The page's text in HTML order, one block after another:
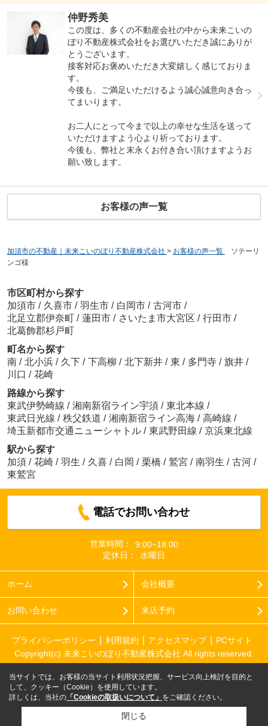
仲野秀美
この度は、多くの不動産会社の中から未来こいの
ぼり不動産株式会社をお選びいただき誠にありが
とうございます。
接客対応お褒めいただき大変嬉しく感じておりま
す。
今後も、ご満足いただけるよう誠心誠意向き合っ
てまいります。
お二人にとって今まで以上の幸せな生活を送って
いただけますよう心より祈っております。
今後も、弊社と末永くお付き合い頂けますようお
願い致します。
お客様の声一覧
加須市の不動産｜未来こいのぼり不動産株式会社 > お客様の声一覧
ソテーリ
ンゴ様
市区町村から探す
加須市 / 久喜市 / 羽生市 / 白岡市 / 古河市 /
北足立郡伊奈町 / 蓮田市 / さいたま市大宮区 / 行田市 /
北葛飾郡杉戸町
町名から探す
南 / 北小浜 / 久下 / 下高柳 / 北下新井 / 東 / 多門寺 / 旗井 /
川口 / 花崎
路線から探す
東武伊勢崎線 / 湘南新宿ライン宇須 / 東北本線 /
東武日光線 / 秩父鉄道 / 湘南新宿ライン高海 / 高崎線 /
埼玉新都市交通ニューシャトル / 東武野田線 / 京浜東北線
駅から探す
加須 / 花崎 / 羽生 / 久喜 / 白岡 / 栗橋 / 鷲宮 / 南羽生 / 古河 /
東鷲宮
電話でお問い合わせ
営業時間：
9:00~18:00
定休日：
水曜日
ホーム 会社概要
お問い合わせ 来店予約
プライバシーポリシー 利用規約 アクセスマップ
PCサイト
Copyright(c) 未来こいのぼり不動産株式会社 All rights reserved.
当サイトでは、お客様の当サイト利用状況把握、サービス向上検討を目的と
して、クッキー（Cookie）を使用しています。
詳しくは、当社の 「Cookieの取扱いについて」 をご確認ください。
閉じる